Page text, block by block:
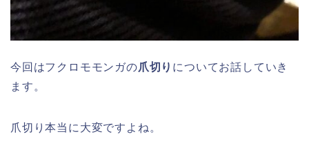
今回はフクロモモンガの爪切り についてお話していき
ます。
爪切り本当に大変ですよね。